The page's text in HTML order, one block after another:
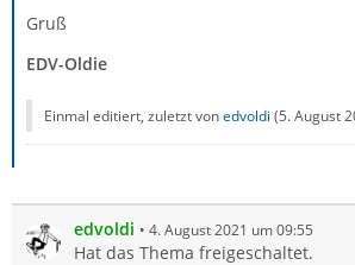
Gruß
EDV-Oldie
Einmal editiert, zuletzt vonedvoldi (5. August
edvoldi 4. August 2021 um 09:55
Hat das Thema freigeschaltet.